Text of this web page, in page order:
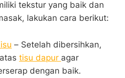
tekstur yang baik dan
lakukan cara berikut:
– Setelah dibersihkan,
tisu dapur agar
dengan baik.